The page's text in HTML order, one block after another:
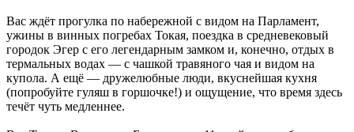
Вас ждёт прогулка по набережной с видом на Парламент,
ужины в винных погребах Токая, поездка в средневековый
городок Эгер с его легендарным замком и, конечно, отдых в
термальных водах — с чашкой травяного чая и видом на
купола. А ещё — дружелюбные люди, вкуснейшая кухня
(попробуйте гуляш в горшочке!) и ощущение, что время здесь
течёт чуть медленнее.